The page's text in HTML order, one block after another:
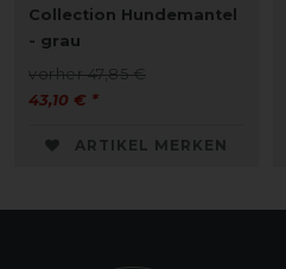
Collection Hundemantel
- grau
vorher 47,85 €
43,10 € *
ARTIKEL MERKEN